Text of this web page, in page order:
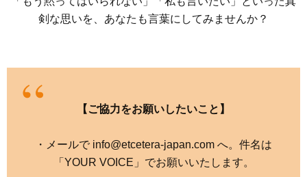
剣な思いを、あなたも言葉にしてみませんか？
【ご協力をお願いしたいこと】
・メールで info@etcetera-japan.com へ。件名は
「YOUR VOICE」でお願いいたします。